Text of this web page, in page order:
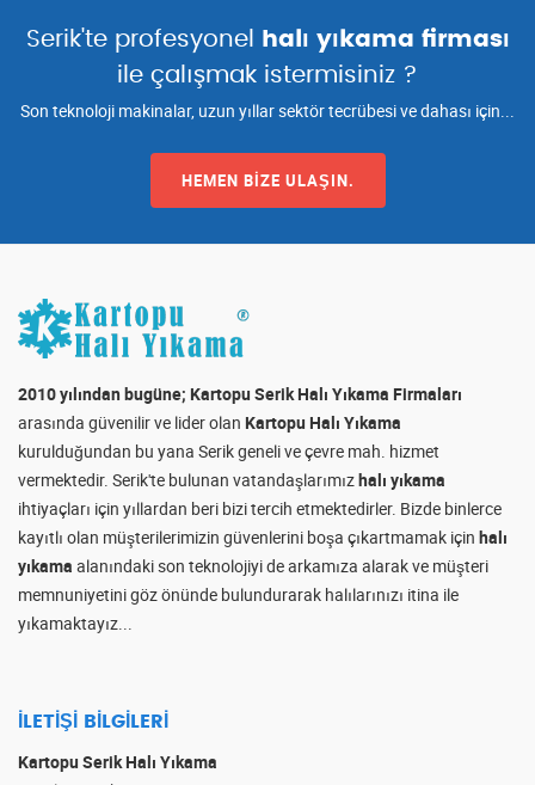
Serik'te profesyonel
halı yıkama firması
ile çalışmak istermisiniz ?
Son teknoloji makinalar, uzun yıllar sektör tecrübesi ve dahası için...
HEMEN BIZE ULAŞIN.
2010 yılından bugüne; Kartopu Serik Halı Yıkama Firmaları
arasında güvenilir ve lider olan Kartopu Halı Yıkama
kurulduğundan bu yana Serik geneli ve çevre mah. hizmet
vermektedir. Serik'te bulunan vatandaşlarımızhalı yıkama
ihtiyaçları için yıllardan beri bizi tercih etmektedirler. Bizde binlerce
kayıtlı olan müşterilerimizin güvenlerini boşa çıkartmamak için halı
yıkama alanındaki son teknolojiyi de arkamıza alarak ve müşteri
memnuniyetini göz önünde bulundurarak halılarınızı itina ile
yıkamaktayız...
İLETIŞI BILGILERI
Kartopu Serik Halı Yıkama